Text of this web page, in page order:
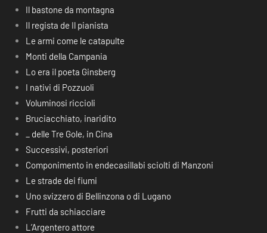
Il bastone da montagna
Il regista de Il pianista
Le armi come le catapulte
Monti della Campania
Lo era il poeta Ginsberg
I nativi di Pozzuoli
Voluminosi riccioli
Bruciacchiato, inaridito
_ delle Tre Gole, in Cina
Successivi, posteriori
Componimento in endecasillabi sciolti di Manzoni
Le strade dei fiumi
Uno svizzero di Bellinzona o di Lugano
Frutti da schiacciare
L’Argentero attore